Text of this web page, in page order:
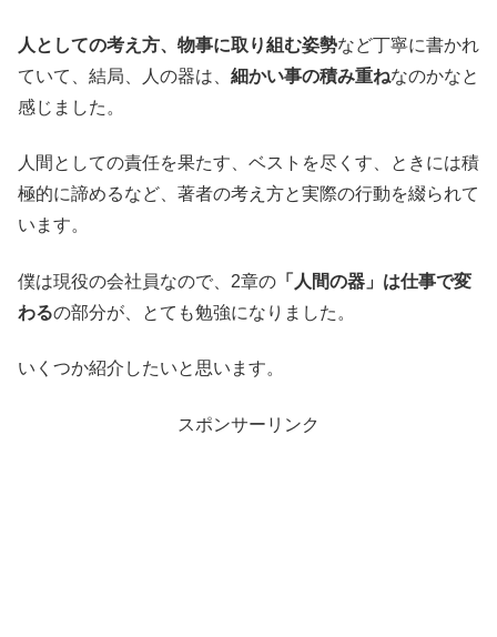
人としての考え方、物事に取り組む姿勢など丁寧に書かれ
ていて、結局、人の器は、 細かい事の積み重ねなのかなと
感じました。
人間としての責任を果たす、ベストを尽くす、ときには積
極的に諦めるなど、著者の考え方と実際の行動を綴られて
います。
僕は現役の会社員なので、2章の 「人間の器」は仕事で変
わるの部分が、とても勉強になりました。
いくつか紹介したいと思います。
スポンサーリンク